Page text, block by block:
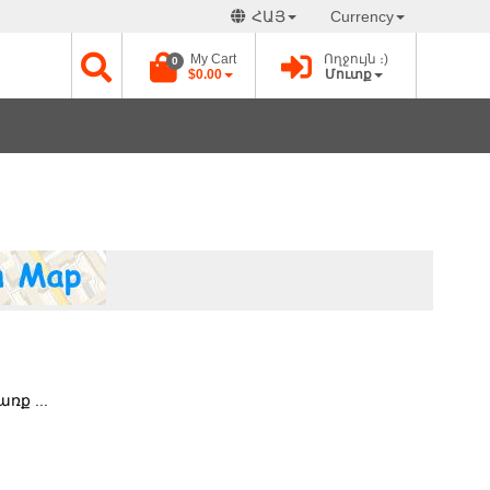
ՀԱՅ Currency
My Cart
0
$0.00
Ողջույն ։)
Մուտք
...